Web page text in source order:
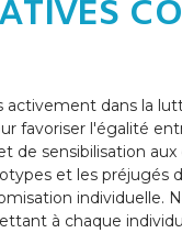
activement dans la
favoriser l'égalité
de sensibilisation
et les préjugés
individuelle.
à chaque